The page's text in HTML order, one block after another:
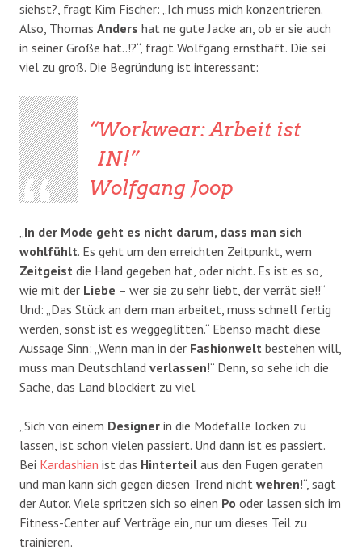
siehst?, fragt Kim Fischer: „Ich muss mich konzentrieren.
Also, Thomas Anders hat ne gute Jacke an, ob er sie auch
in seiner Größe hat..!?“, fragt Wolfgang ernsthaft. Die sei
viel zu groß. Die Begründung ist interessant:
Workwear: Arbeit ist
IN!
Wolfgang Joop
„In der Mode geht es nicht darum, dass man sich
wohlfühlt. Es geht um den erreichten Zeitpunkt, wem
Zeitgeist die Hand gegeben hat, oder nicht. Es ist es so,
wie mit der Liebe – wer sie zu sehr liebt, der verrät sie!!“
Und: „Das Stück an dem man arbeitet, muss schnell fertig
werden, sonst ist es weggeglitten.“ Ebenso macht diese
Aussage Sinn: „Wenn man in der Fashionwelt bestehen will,
muss man Deutschland verlassen!“ Denn, so sehe ich die
Sache, das Land blockiert zu viel.
„Sich von einem Designer in die Modefalle locken zu
lassen, ist schon vielen passiert. Und dann ist es passiert.
Bei Kardashian ist das Hinterteil aus den Fugen geraten
und man kann sich gegen diesen Trend nicht wehren!“, sagt
der Autor. Viele spritzen sich so einen Po oder lassen sich im
Fitness-Center auf Verträge ein, nur um dieses Teil zu
trainieren.